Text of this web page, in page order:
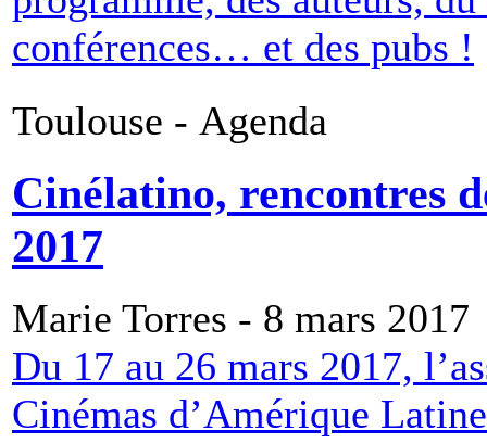
conférences… et des pubs !
Toulouse - Agenda
Cinélatino, rencontres
2017
Marie Torres - 8 mars 2017
Du 17 au 26 mars 2017,
Cinémas d’Amérique